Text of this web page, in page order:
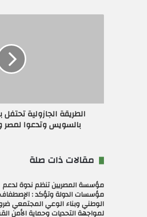
ك
الطريقة الجازولية
بالسويس وتدعوا
مقالات ذات صلة
مؤسسة المصريين تنظم ندوة لدعم
مؤسسات الدولة وتؤكد : الإصطفاف
الوطني وبناء الوعي المجتمعي
لمواجهة التحديات وحماية الأمن